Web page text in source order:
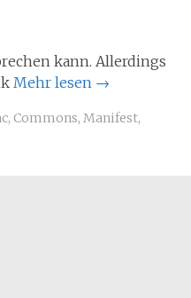
kann. Allerdings
Mehr lesen →
, Commons, Manifest,